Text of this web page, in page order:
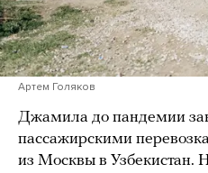
Артем Голяков
Джамила до пандемии
пассажирскими
из Москвы в Узбекистан.